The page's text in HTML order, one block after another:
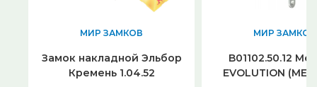
МИР ЗАМКОВ
Замок накладной Эльбор
Кремень 1.04.52
МИР ЗАМКОВ
B01102.50.12
EVOLUTION